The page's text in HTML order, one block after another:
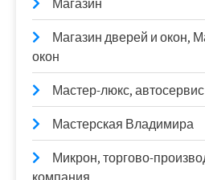
Магазин
Магазин дверей и окон,
окон
Мастер-люкс, автосервис
Мастерская Владимира
Микрон, торгово-